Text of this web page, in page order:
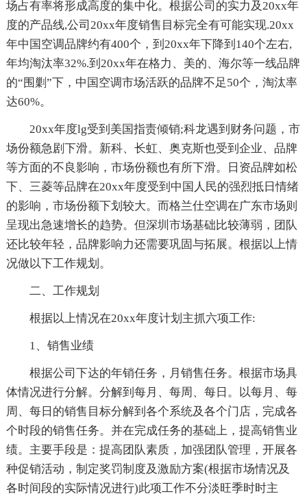
场占有率将形成高度的集中化。根据公司的实力及20xx年
度的产品线,公司20xx年度销售目标完全有可能实现.20xx
年中国空调品牌约有400个，到20xx年下降到140个左右,
年均淘汰率32%.到20xx年在格力、美的、海尔等一线品牌
的“围剿”下，中国空调市场活跃的品牌不足50个，淘汰率
达60%。
20xx年度lg受到美国指责倾销;科龙遇到财务问题，市
场份额急剧下滑。新科、长虹、奥克斯也受到企业、品牌
等方面的不良影响，市场份额也有所下滑。日资品牌如松
下、三菱等品牌在20xx年度受到中国人民的强烈抵日情绪
的影响，市场份额下划较大。而格兰仕空调在广东市场则
呈现出急速增长的趋势。但深圳市场基础比较薄弱，团队
还比较年轻，品牌影响力还需要巩固与拓展。根据以上情
况做以下工作规划。
二、工作规划
根据以上情况在20xx年度计划主抓六项工作:
1、销售业绩
根据公司下达的年销任务，月销售任务。根据市场具
体情况进行分解。分解到每月、每周、每日。以每月、每
周、每日的销售目标分解到各个系统及各个门店，完成各
个时段的销售任务。并在完成任务的基础上，提高销售业
绩。主要手段是：提高团队素质，加强团队管理，开展各
种促销活动，制定奖罚制度及激励方案(根据市场情况及
各时间段的实际情况进行)此项工作不分淡旺季时时主